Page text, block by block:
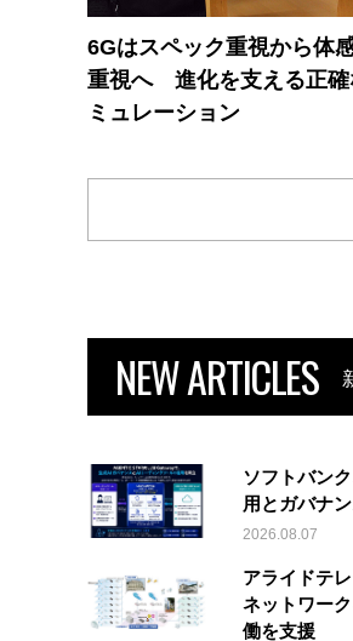
6Gはスペック重視から体
重視へ 進化を支える正確
ミュレーション
NEW ARTICLES
ソフトバン
用とガバナ
2026.08.07
アライドテ
ネットワー
働を支援